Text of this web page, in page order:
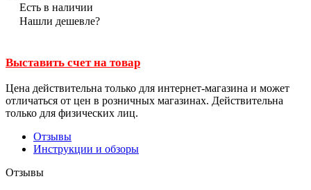
Есть в наличии
Нашли дешевле?
Выставить счет на товар
Цена действительна только для интернет-магазина и может
отличаться от цен в розничных магазинах. Действительна
только для физических лиц.
Отзывы
Инструкции и обзоры
Отзывы